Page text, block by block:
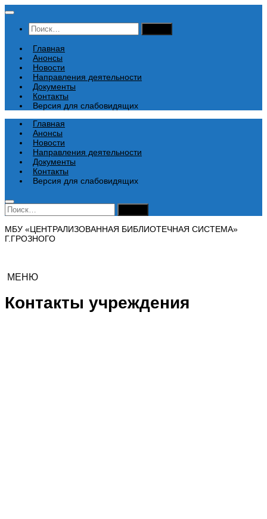
Перейти
содержимому
Найти:
Главная
Анонсы
Новости
Направления деятельности
Документы
Контакты
Версия для слабовидящих
Главная
Анонсы
Новости
Направления деятельности
Документы
Контакты
Версия для слабовидящих
Найти:
МБУ «ЦЕНТРАЛИЗОВАННАЯ БИБЛИОТЕЧНАЯ СИСТЕМА»
Г.ГРОЗНОГО
МЕНЮ
Контакты учреждения